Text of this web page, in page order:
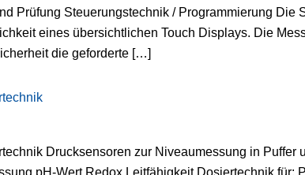
Prüfung Steuerungstechnik / Programmierung
eines übersichtlichen Touch Displays. Die
die geforderte […]
Drucksensoren zur Niveaumessung in
pH-Wert Redox Leitfähigkeit Dosiertechnik für: